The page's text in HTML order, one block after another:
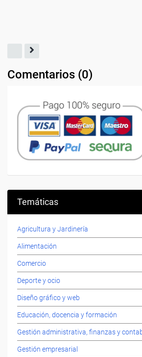
Comentarios (0)
Temáticas
Agricultura y Jardinería
Alimentación
Comercio
Deporte y ocio
Diseño gráfico y web
Educación, docencia y formación
Gestión administrativa, finanzas y
Gestión empresarial